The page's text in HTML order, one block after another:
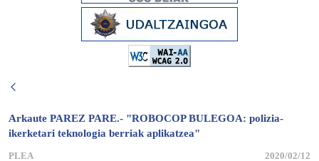
Arkaute PAREZ PARE.- "ROBOCOP BULEGOA: polizia-
ikerketari teknologia berriak aplikatzea"
PLEA 2020/02/12